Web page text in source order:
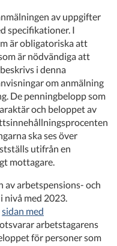
av uppgifter
specifikationer. I
är obligatoriska att
är nödvändiga att
i denna
om anmälning
De penningbelopp som
och beloppet av
ska ses över
utifrån en
mottagare.
av arbetspensions- och
nivå med 2023.
sidan med
arbetstagarens
för personer som